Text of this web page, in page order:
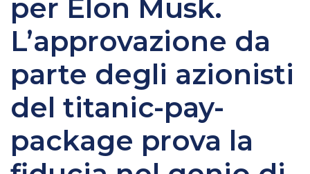
per Elon Musk.
L’approvazione da
parte degli azionisti
del titanic-pay-
package prova la